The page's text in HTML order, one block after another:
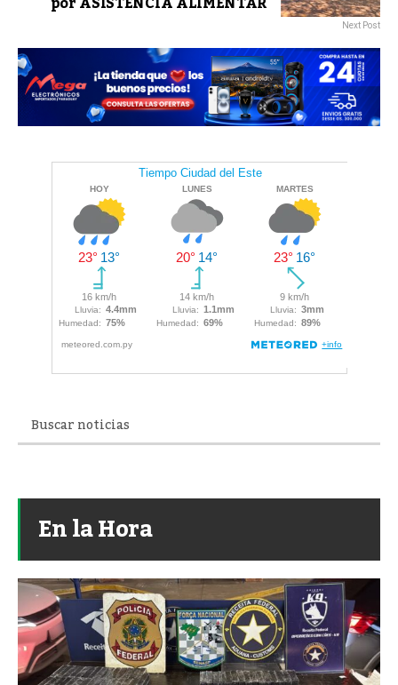
Next Post
En la Hora